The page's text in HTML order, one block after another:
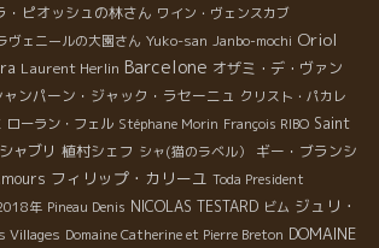
・ピオッシュの林さん ワイン・ヴェンスカブ
ヴェニールの大園さん Yuko-san Janbo-mochi Oriol
Laurent Herlin Barcelone オザミ・デ・ヴァン
ャンパーン・ジャック・ラセーニュ クリスト・パカレ
ローラン・フェル Stéphane Morin François RIBO Saint
シャブリ 植村シェフ シャ(猫のラベル）
ギー・ブランシ
フィリップ・カリーユ Toda President
年 Pineau Denis NICOLAS TESTARD ビム ジュリ・
Villages Domaine Catherine et Pierre Breton DOMAINE